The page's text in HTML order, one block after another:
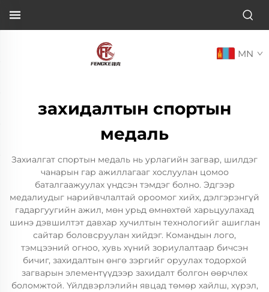
MN
захидалтын спортын
медаль
Захиалгат спортын медаль нь урлагийн загвар, шилдэг
чанарын гар ажиллагааг хослуулан цомоо
баталгаажуулах үндсэн тэмдэг болно. Эдгээр
медалиудыг нарийвчлалтай ороомог хийх, дэлгэрэнгүй
гадаргуугийн ажил, мөн урьд өмнөхтөй харьцуулахад
шинэ дэвшилтэт давхар хучилтын технологийг ашиглан
сайтар боловсруулан хийдэг. Командын лого,
тэмцээний огноо, хувь хүний зориулалтаар бичсэн
бичиг, захидалтын өнгө зэргийг оруулах тодорхой
загварын элементүүдээр захидалт болгон өөрчлөх
боломжтой. Үйлдвэрлэлийн явцад төмөр хайлш, хүрэл,